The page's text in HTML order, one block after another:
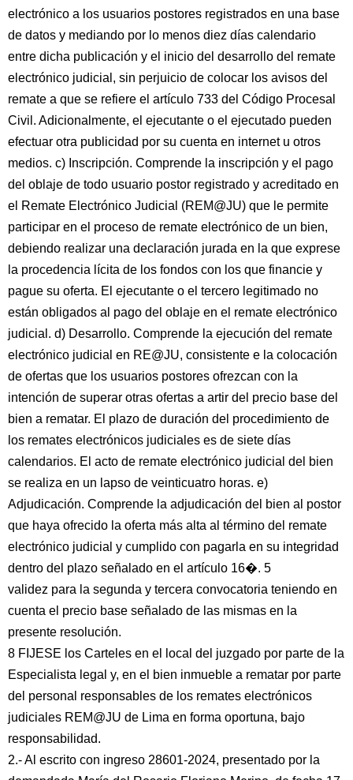
electrónico a los usuarios postores registrados en una base
de datos y mediando por lo menos diez días calendario
entre dicha publicación y el inicio del desarrollo del remate
electrónico judicial, sin perjuicio de colocar los avisos del
remate a que se refiere el artículo 733 del Código Procesal
Civil. Adicionalmente, el ejecutante o el ejecutado pueden
efectuar otra publicidad por su cuenta en internet u otros
medios. c) Inscripción. Comprende la inscripción y el pago
del oblaje de todo usuario postor registrado y acreditado en
el Remate Electrónico Judicial (REM@JU) que le permite
participar en el proceso de remate electrónico de un bien,
debiendo realizar una declaración jurada en la que exprese
la procedencia lícita de los fondos con los que financie y
pague su oferta. El ejecutante o el tercero legitimado no
están obligados al pago del oblaje en el remate electrónico
judicial. d) Desarrollo. Comprende la ejecución del remate
electrónico judicial en RE@JU, consistente e la colocación
de ofertas que los usuarios postores ofrezcan con la
intención de superar otras ofertas a artir del precio base del
bien a rematar. El plazo de duración del procedimiento de
los remates electrónicos judiciales es de siete días
calendarios. El acto de remate electrónico judicial del bien
se realiza en un lapso de veinticuatro horas. e)
Adjudicación. Comprende la adjudicación del bien al postor
que haya ofrecido la oferta más alta al término del remate
electrónico judicial y cumplido con pagarla en su integridad
dentro del plazo señalado en el artículo 16�. 5
validez para la segunda y tercera convocatoria teniendo en
cuenta el precio base señalado de las mismas en la
presente resolución.
8 FIJESE los Carteles en el local del juzgado por parte de la
Especialista legal y, en el bien inmueble a rematar por parte
del personal responsables de los remates electrónicos
judiciales REM@JU de Lima en forma oportuna, bajo
responsabilidad.
2.- Al escrito con ingreso 28601-2024, presentado por la